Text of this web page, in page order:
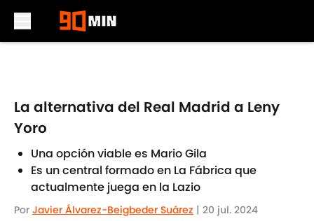
La alternativa del Real Madrid a Leny
Yoro
Una opción viable es Mario Gila
Es un central formado en La Fábrica que
actualmente juega en la Lazio
Por Javier Álvarez-Beigbeder Suárez | 20 jul. 2024